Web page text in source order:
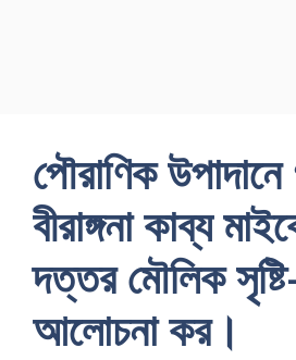
পৌরাণিক
বীরাঙ্গনা কাব্য
দত্তর মৌলিক
আলোচনা কর।